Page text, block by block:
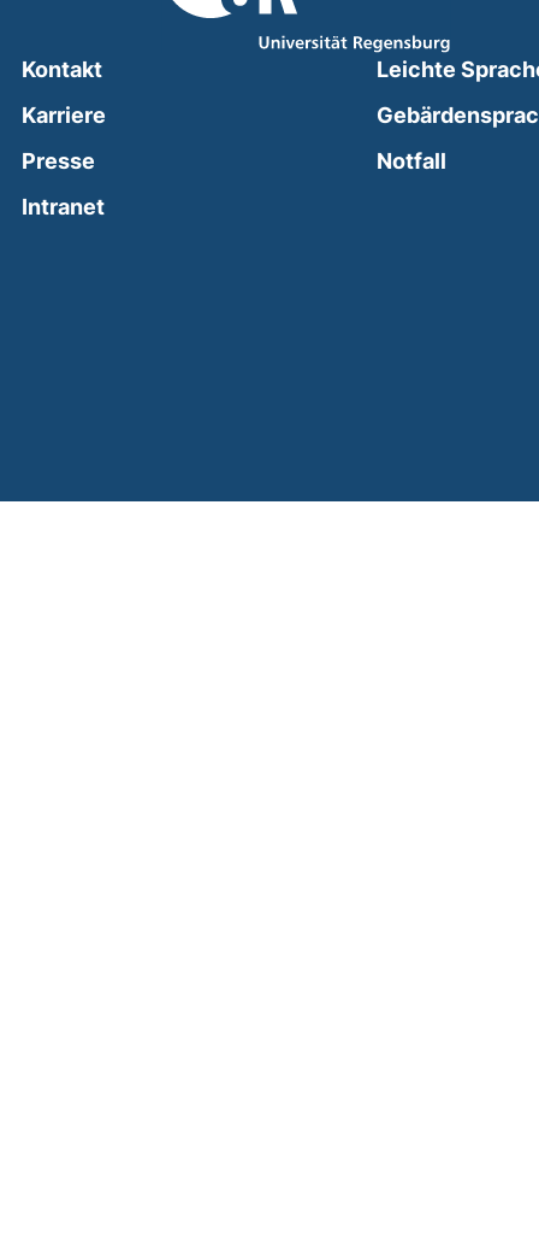
Kontakt
Karriere
Presse
Intranet(external link, opens in a new window)
Leichte
Notfall